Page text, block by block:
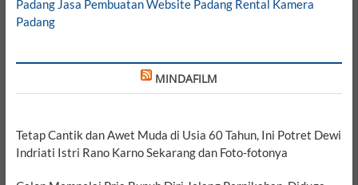
Padang Jasa Pembuatan Website Padang Rental Kamera
Padang
MINDAFILM
Tetap Cantik dan Awet Muda di Usia 60 Tahun, Ini Potret Dewi
Indriati Istri Rano Karno Sekarang dan Foto-fotonya